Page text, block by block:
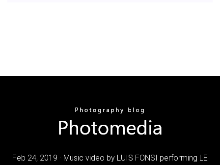
Feb 24, 2019 · Music video by LUIS FONSI performing LE